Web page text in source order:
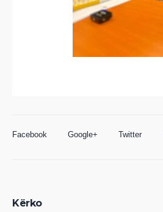
Facebook Google+ Twitter
Kërko